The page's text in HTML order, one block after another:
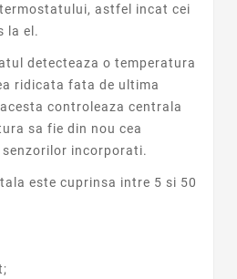
astfel incat cei
la el.
detecteaza o temperatura
ridicata fata de ultima
controleaza centrala
sa fie din nou cea
incorporati.
este cuprinsa intre 5 si 50